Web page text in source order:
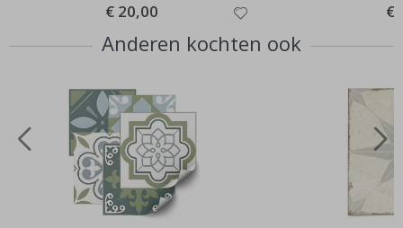
Special
Price
€ 20,00 €
Anderen kochten ook